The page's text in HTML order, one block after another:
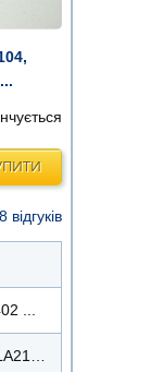
8 відгуків
...